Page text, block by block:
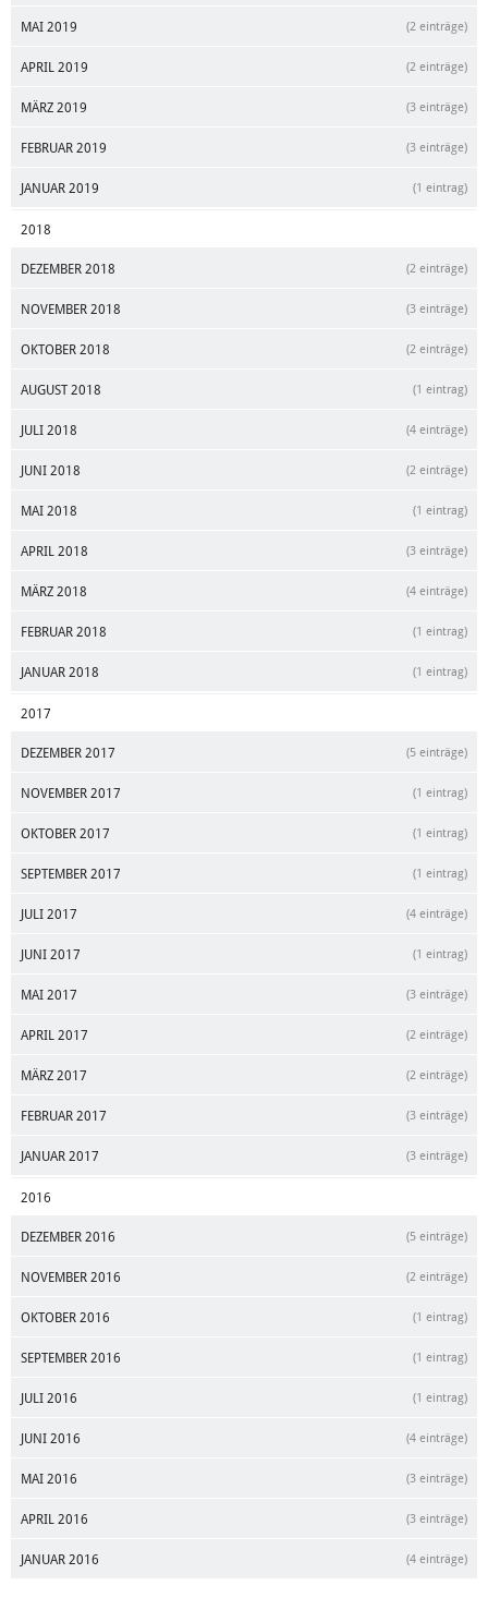
MAI 2019 (2 einträge)
APRIL 2019 (2 einträge)
MÄRZ 2019 (3 einträge)
FEBRUAR 2019 (3 einträge)
JANUAR 2019 (1 eintrag)
2018
DEZEMBER 2018 (2 einträge)
NOVEMBER 2018 (3 einträge)
OKTOBER 2018 (2 einträge)
AUGUST 2018 (1 eintrag)
JULI 2018 (4 einträge)
JUNI 2018 (2 einträge)
MAI 2018 (1 eintrag)
APRIL 2018 (3 einträge)
MÄRZ 2018 (4 einträge)
FEBRUAR 2018 (1 eintrag)
JANUAR 2018 (1 eintrag)
2017
DEZEMBER 2017 (5 einträge)
NOVEMBER 2017 (1 eintrag)
OKTOBER 2017 (1 eintrag)
SEPTEMBER 2017 (1 eintrag)
JULI 2017 (4 einträge)
JUNI 2017 (1 eintrag)
MAI 2017 (3 einträge)
APRIL 2017 (2 einträge)
MÄRZ 2017 (2 einträge)
FEBRUAR 2017 (3 einträge)
JANUAR 2017 (3 einträge)
2016
DEZEMBER 2016 (5 einträge)
NOVEMBER 2016 (2 einträge)
OKTOBER 2016 (1 eintrag)
SEPTEMBER 2016 (1 eintrag)
JULI 2016 (1 eintrag)
JUNI 2016 (4 einträge)
MAI 2016 (3 einträge)
APRIL 2016 (3 einträge)
JANUAR 2016 (4 einträge)